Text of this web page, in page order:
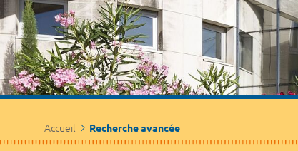
Accueil Recherche avancée